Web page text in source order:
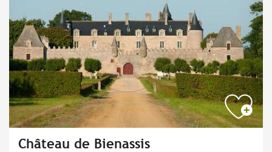
Château de Bienassis